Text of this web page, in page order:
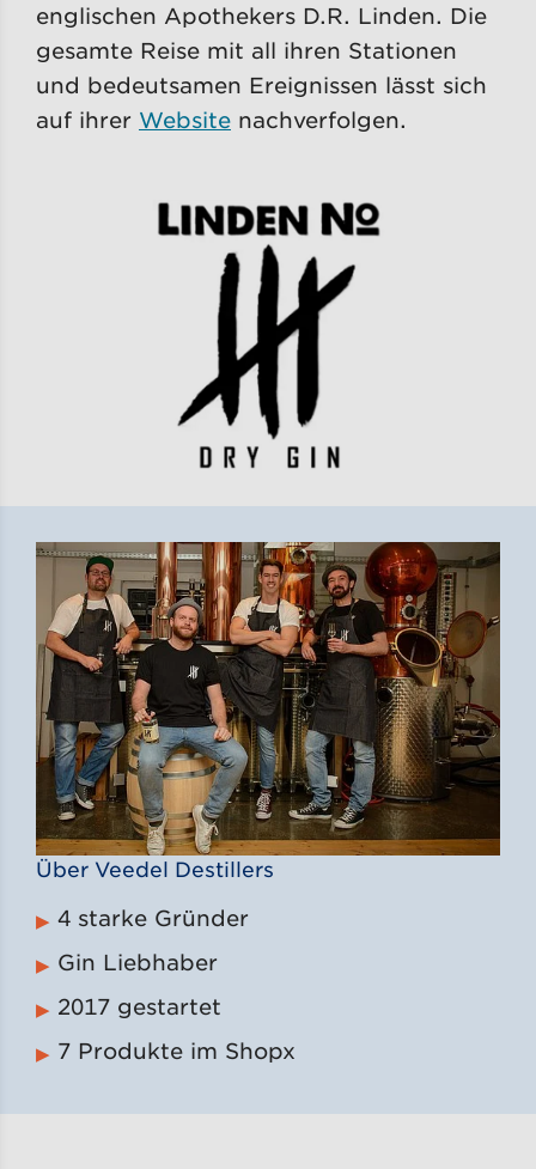
englischen Apothekers D.R. Linden. Die
gesamte Reise mit all ihren Stationen
und bedeutsamen Ereignissen lässt sich
auf ihrer Website nachverfolgen.
Über Veedel Destillers
4 starke Gründer
Gin Liebhaber
2017 gestartet
7 Produkte im Shopx